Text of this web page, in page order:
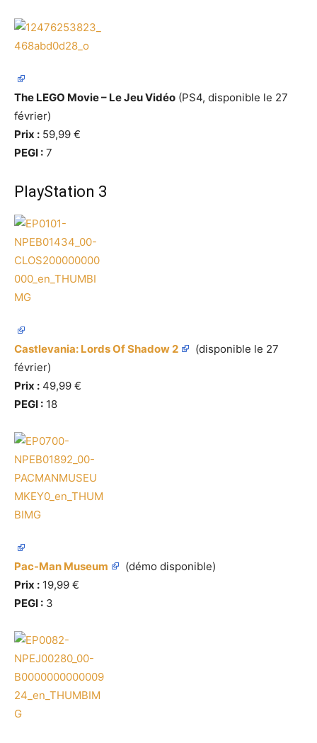
The LEGO Movie – Le Jeu Vidéo (PS4, disponible le 27
février)
Prix : 59,99 €
PEGI : 7
PlayStation 3
Castlevania: Lords Of Shadow 2
(disponible le 27
février)
Prix : 49,99 €
PEGI : 18
Pac-Man Museum
(démo disponible)
Prix : 19,99 €
PEGI : 3